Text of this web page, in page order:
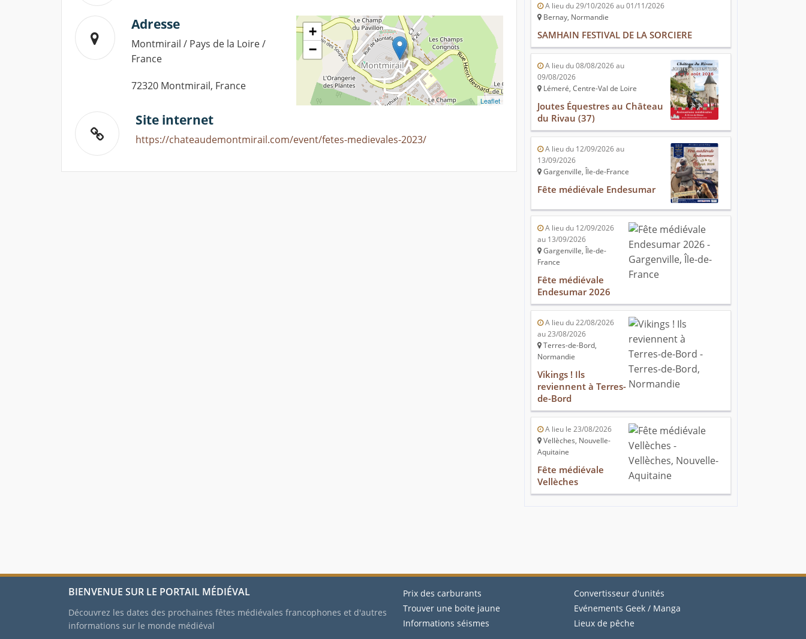
Adresse
Montmirail / Pays de la Loire /
France
72320 Montmirail, France
+
−
Leaflet
Site internet
https://chateaudemontmirail.com/event/fetes-medievales-2023/
A lieu du 29/10/2026 au 01/11/2026
Bernay, Normandie
SAMHAIN FESTIVAL DE LA SORCIERE
A lieu du 08/08/2026 au
09/08/2026
Lémeré, Centre-Val de Loire
Joutes Équestres au Château
du Rivau (37)
A lieu du 12/09/2026 au
13/09/2026
Gargenville, Île-de-France
Fête médiévale Endesumar
A lieu du 12/09/2026
au 13/09/2026
Gargenville, Île-de-
France
Fête médiévale
Endesumar 2026
A lieu du 22/08/2026
au 23/08/2026
Terres-de-Bord,
Normandie
Vikings ! Ils
reviennent à Terres-
de-Bord
A lieu le 23/08/2026
Vellèches, Nouvelle-
Aquitaine
Fête médiévale
Vellèches
BIENVENUE SUR LE PORTAIL MÉDIÉVAL
Découvrez les dates des prochaines fêtes médiévales francophones et d'autres
informations sur le monde médiéval
Prix des carburants
Trouver une boite jaune
Informations séismes
Convertisseur d'unités
Evénements Geek / Manga
Lieux de pêche